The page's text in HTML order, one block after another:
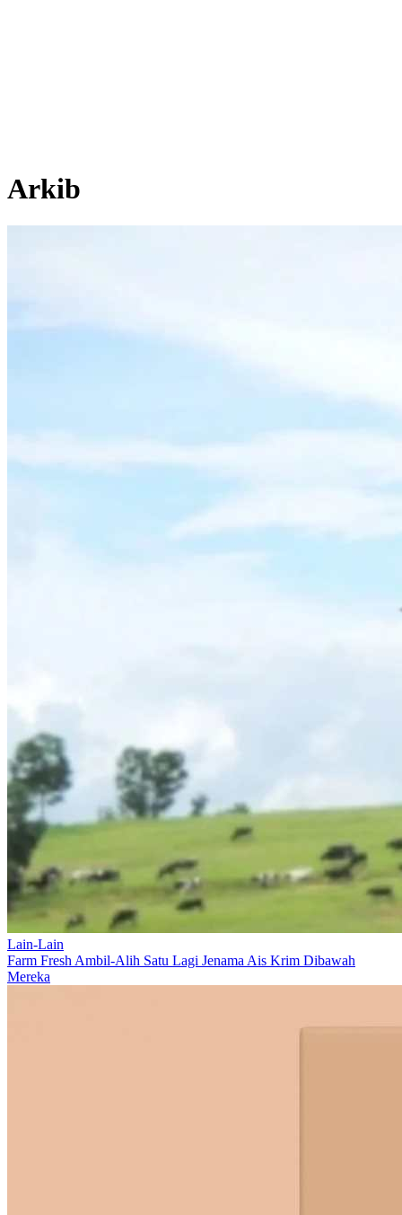
Arkib
Lain-Lain
Farm Fresh Ambil-Alih Satu Lagi Jenama Ais Krim Dibawah
Mereka